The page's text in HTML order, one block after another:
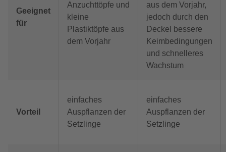
Geeignet
für
Anzuchttöpfe und
kleine
Plastiktöpfe aus
dem Vorjahr
aus dem Vorjahr,
jedoch durch den
Deckel bessere
Keimbedingungen
und schnelleres
Wachstum
Vorteil
einfaches
Auspflanzen der
Setzlinge
einfaches
Auspflanzen der
Setzlinge